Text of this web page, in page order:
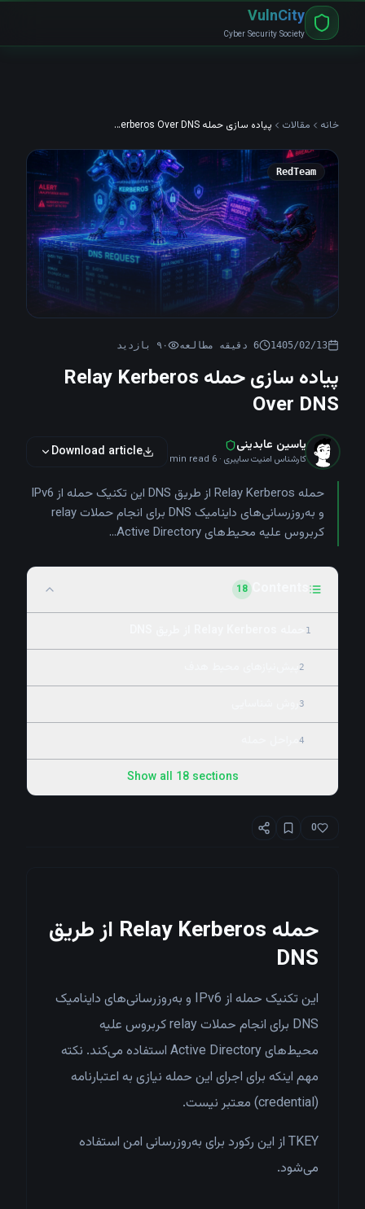
VulnCity
Cyber Security Society
خانه مقالات پیاده سازی حمله Relay Kerberos Over DNS
RedTeam
1405/02/13
6 دقیقه مطالعه ۹۰ بازدید
پیاده سازی حمله Relay Kerberos
Over DNS
یاسین عابدینی
کارشناس امنیت سایبری ·
6
Download article
حمله Relay Kerberos از طریق DNS این تکنیک حمله از IPv6
و به‌روزرسانی‌های داینامیک DNS برای انجام حملات relay
کربروس علیه محیط‌های Active Directory...
18
1
2
3
4
Show all 18sections
0
حمله Relay Kerberos از طریق
DNS
این تکنیک حمله از IPv6 و به‌روزرسانی‌های داینامیک
DNS برای انجام حملات relay کربروس علیه
محیط‌های Active Directory استفاده می‌کند. نکته
مهم اینکه برای اجرای این حمله نیازی به اعتبارنامه
(credential) معتبر نیست.
TKEY از این رکورد برای به‌روزرسانی امن استفاده
می‌شود.